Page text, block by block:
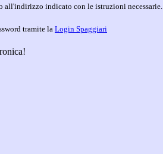
all'indirizzo indicato con le istruzioni necessarie.
tramite la Login Spaggiari